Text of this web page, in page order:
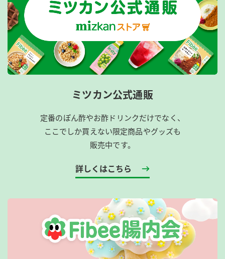
ミツカン公式通販
定番のぽん酢やお酢ドリンクだけでなく、
ここでしか買えない限定商品やグッズも
販売中です。
詳しくはこちら